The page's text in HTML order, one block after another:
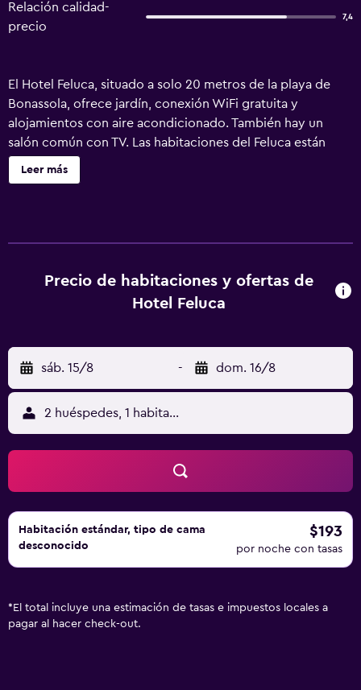
Relación calidad-
precio
7,4
El Hotel Feluca, situado a solo 20 metros de la playa de
Bonassola, ofrece jardín, conexión WiFi gratuita y
alojamientos con aire acondicionado. También hay un
salón común con TV. Las habitaciones del Feluca están
equipadas con escritorio, caja fuerte y TV vía satélite. El
baño privado incluye secador de pelo y artículos de aseo
establecimiento se encuentra a 10 minutos en coche de
Levanto y a 15 km del parque nacional Cinque Terre,
panorámica que conduce a Levanto.
Leer más
Precio de habitaciones y ofertas de
Hotel Feluca
sáb. 15/8 - dom. 16/8
2 huéspedes, 1 habitación
Habitación estándar, tipo de cama
desconocido
$193
por noche con tasas
* El total incluye una estimación de tasas e impuestos locales a
pagar al hacer check-out.